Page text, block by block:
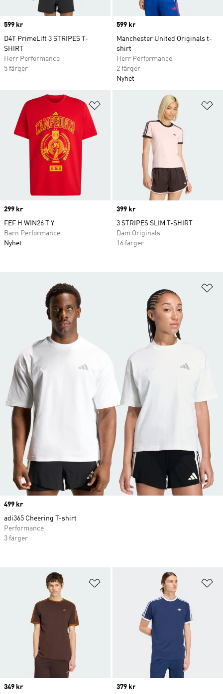
Price
599 kr
D4T PrimeLift 3 STRIPES T-
SHIRT
Herr Performance
5 färger
Price
599 kr
Manchester United Originals t-
shirt
Herr Performance
2 färger
Nyhet
Lägg till på önskelistan
Price
299 kr
FEF H WIN26 T Y
Barn Performance
Nyhet
Price
399 kr
3 STRIPES SLIM T-SHIRT
Dam Originals
16 färger
Lägg till på önskelistan
Price
349 kr
Price
379 kr
Price
499 kr
adi365 Cheering T-shirt
Performance
3 färger